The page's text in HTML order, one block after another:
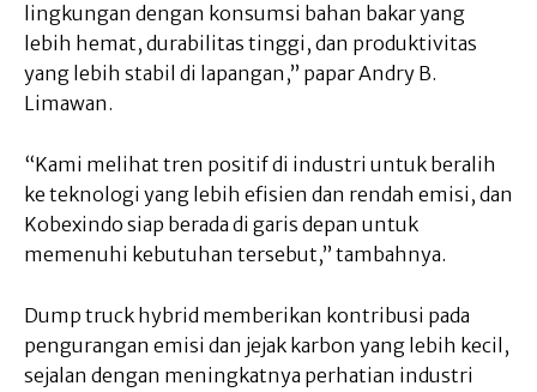
lingkungan dengan konsumsi bahan bakar yang
lebih hemat, durabilitas tinggi, dan produktivitas
yang lebih stabil di lapangan,” papar Andry B.
Limawan.
“Kami melihat tren positif di industri untuk beralih
ke teknologi yang lebih efisien dan rendah emisi, dan
Kobexindo siap berada di garis depan untuk
memenuhi kebutuhan tersebut,” tambahnya.
Dump truck hybrid memberikan kontribusi pada
pengurangan emisi dan jejak karbon yang lebih kecil,
sejalan dengan meningkatnya perhatian industri